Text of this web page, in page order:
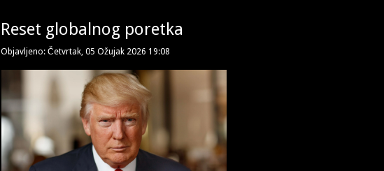
Reset globalnog poretka
Objavljeno: Četvrtak, 05 Ožujak 2026 19:08